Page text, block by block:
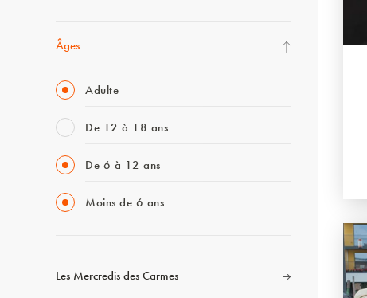
Âges
Adulte
De 12 à 18 ans
De 6 à 12 ans
Moins de 6 ans
Les Mercredis des Carmes